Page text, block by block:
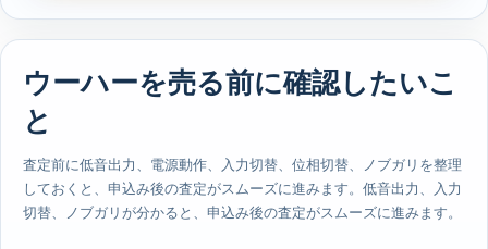
ウーハーを売る前に確認したいこ
と
査定前に低音出力、電源動作、入力切替、位相切替、ノブガリを整理
しておくと、申込み後の査定がスムーズに進みます。低音出力、入力
切替、ノブガリが分かると、申込み後の査定がスムーズに進みます。